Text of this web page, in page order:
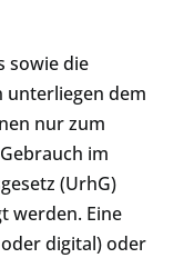
sowie die
unterliegen dem
nur zum
im
(UrhG)
werden. Eine
digital) oder